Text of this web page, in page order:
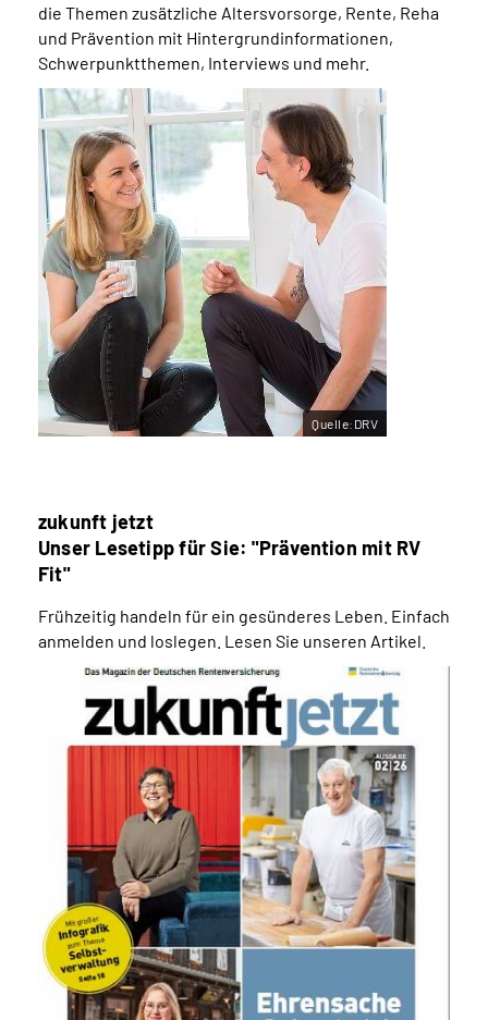
die Themen zusätzliche Altersvorsorge, Rente, Reha
und Prävention mit Hintergrundinformationen,
Schwerpunktthemen, Interviews und mehr.
Quelle:DRV
zukunft jetzt
Unser Lesetipp für Sie: "Prävention mit RV
Fit"
Frühzeitig handeln für ein gesünderes Leben. Einfach
anmelden und loslegen. Lesen Sie unseren Artikel.